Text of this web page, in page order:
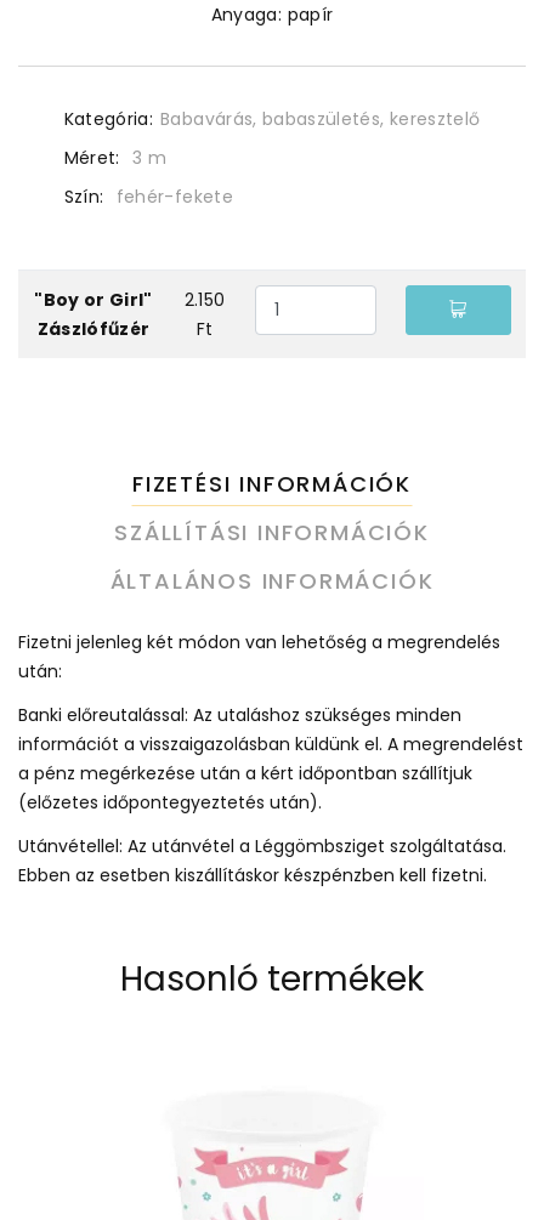
Anyaga: papír
Kategória: Babavárás, babaszületés, keresztelő
Méret:
3 m
Szín:
fehér-fekete
"Boy or Girl"
Zászlófűzér
2.150
Ft
FIZETÉSI INFORMÁCIÓK
SZÁLLÍTÁSI INFORMÁCIÓK
ÁLTALÁNOS INFORMÁCIÓK
Fizetni jelenleg két módon van lehetőség a megrendelés
után:
Banki előreutalással: Az utaláshoz szükséges minden
információt a visszaigazolásban küldünk el. A megrendelést
a pénz megérkezése után a kért időpontban szállítjuk
(előzetes időpontegyeztetés után).
Utánvétellel: Az utánvétel a Léggömbsziget szolgáltatása.
Ebben az esetben kiszállításkor készpénzben kell fizetni.
Hasonló termékek